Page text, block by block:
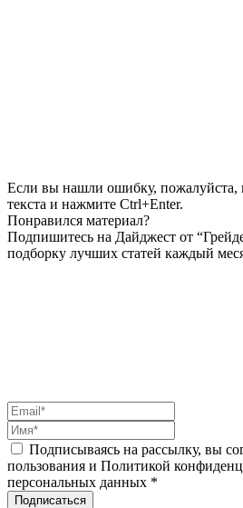
Если вы нашли ошибку, пожалуйста,
текста и нажмите Ctrl+Enter.
Понравился материал?
Подпишитесь на Дайджест от
подборку лучших статей каждый
Подписываясь на рассылку, вы
пользования и Политикой
персональных данных *
Подписаться